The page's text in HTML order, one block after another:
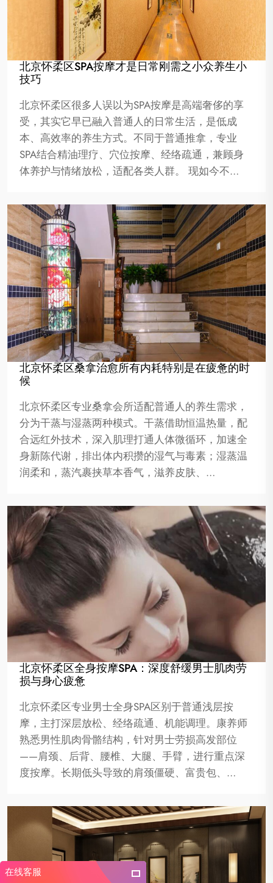
在线客服
北京怀柔区SPA按摩才是日常刚需之小众养生小
技巧
北京怀柔区很多人误以为SPA按摩是高端奢侈的享
受，其实它早已融入普通人的日常生活，是低成
本、高效率的养生方式。不同于普通推拿，专业
SPA结合精油理疗、穴位按摩、经络疏通，兼顾身
体养护与情绪放松，适配各类人群。 现如今不…
北京怀柔区桑拿治愈所有内耗特别是在疲惫的时
候
北京怀柔区专业桑拿会所适配普通人的养生需求，
分为干蒸与湿蒸两种模式。干蒸借助恒温热量，配
合远红外技术，深入肌理打通人体微循环，加速全
身新陈代谢，排出体内积攒的湿气与毒素；湿蒸温
润柔和，蒸汽裹挟草本香气，滋养皮肤、…
北京怀柔区全身按摩SPA：深度舒缓男士肌肉劳
损与身心疲惫
北京怀柔区专业男士全身SPA区别于普通浅层按
摩，主打深层放松、经络疏通、机能调理。康养师
熟悉男性肌肉骨骼结构，针对男士劳损高发部位
——肩颈、后背、腰椎、大腿、手臂，进行重点深
度按摩。长期低头导致的肩颈僵硬、富贵包、…